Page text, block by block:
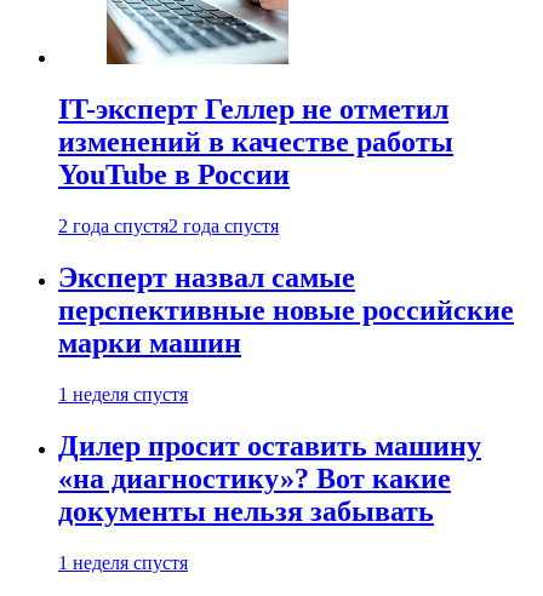
IT-эксперт Геллер не отметил
изменений в качестве работы
YouTube в России
2 года спустя2 года спустя
Эксперт назвал самые
перспективные новые российские
марки машин
1 неделя спустя
Дилер просит оставить машину
«на диагностику»? Вот какие
документы нельзя забывать
1 неделя спустя